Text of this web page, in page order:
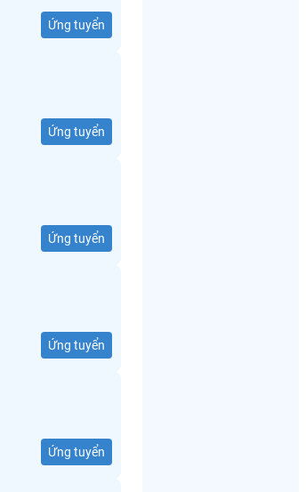
Ứng tuyển
Ứng tuyển
Ứng tuyển
Ứng tuyển
Ứng tuyển